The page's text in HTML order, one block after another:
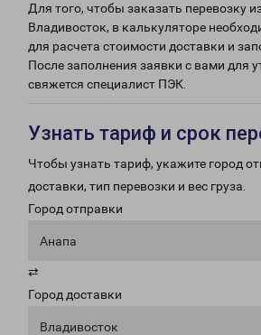
Для того, чтобы заказать перевозку
Владивосток, в калькуляторе
для расчета стоимости доставки и
После заполнения заявки с вами для
свяжется специалист ПЭК.
Узнать тариф и срок
Чтобы узнать тариф, укажите город
доставки, тип перевозки и вес груза.
Город отправки
Анапа
⇄
Город доставки
Владивосток